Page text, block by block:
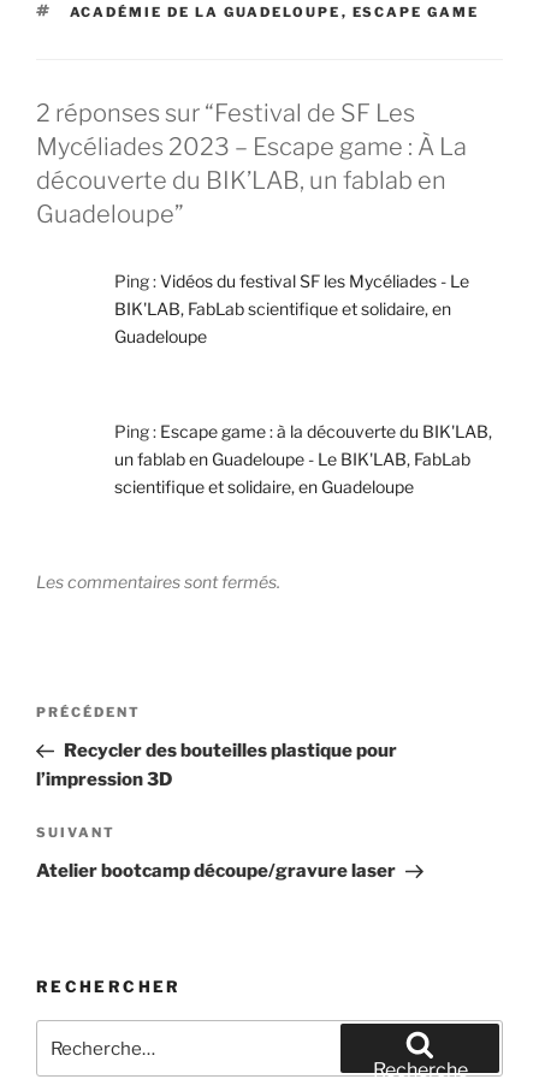
ÉTIQUETTES
ACADÉMIE DE LA GUADELOUPE , ESCAPE GAME
2 réponses sur “Festival de SF Les
Mycéliades 2023 – Escape game : À La
découverte du BIK’LAB, un fablab en
Guadeloupe”
Ping :Vidéos du festival SF les Mycéliades - Le
BIK'LAB, FabLab scientifique et solidaire, en
Guadeloupe
Ping : Escape game : à la découverte du BIK'LAB,
un fablab en Guadeloupe - Le BIK'LAB, FabLab
scientifique et solidaire, en Guadeloupe
Les commentaires sont fermés.
Navigation
l’article
Article
précédent
PRÉCÉDENT
Recycler des bouteilles plastique pour
l’impression 3D
Article
suivant
SUIVANT
Atelier bootcamp découpe/gravure laser
RECHERCHER
pour
Recherche